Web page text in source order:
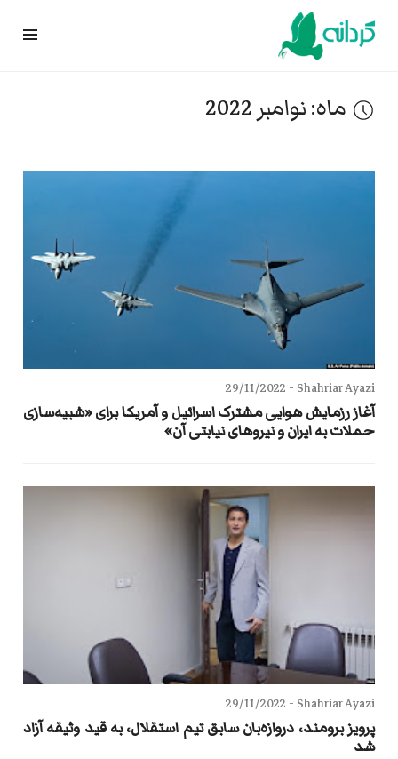
Skip
ماه:نوامبر 2022
Shahriar Ayazi -
29/11/2022
آغاز رزمایش‌ هوایی مشترک اسرائیل و آمریکا برای «شبیه‌سازی
حملات به ایران و نیروهای نیابتی آن»
Shahriar Ayazi -
29/11/2022
پرویز برومند، دروازه‌بان سابق تیم استقلال، به قید وثیقه آزاد
شد